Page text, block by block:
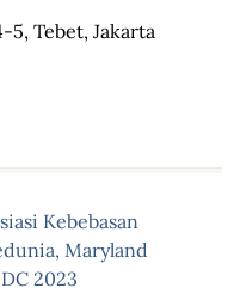
5, Tebet, Jakarta
Kebebasan
Maryland
2023